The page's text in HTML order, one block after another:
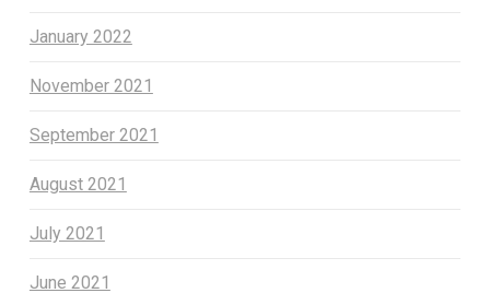
January 2022
November 2021
September 2021
August 2021
July 2021
June 2021